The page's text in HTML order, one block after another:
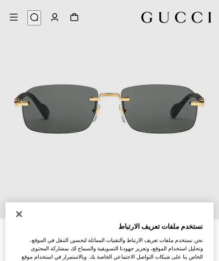
نظارات شمسية بإطار مستطيل
AED 2,190
نستخدم ملفات تعريف الارتباط
نحن نستخدم ملفات تعريف الارتباط والتقنيات المماثلة لتحسين التنقل في الموقع،
وتحليل استخدام الموقع، وتعزيز جهودنا التسويقية والسماح لك بمشاركة المحتوى
الخاص بنا على شبكات التواصل الاجتماعي الخاصة بك. وبالاستمرار في استخدام موقع